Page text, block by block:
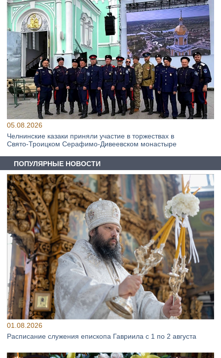
05.08.2026
Челнинские казаки приняли участие в торжествах в
Свято‑Троицком Серафимо‑Дивеевском монастыре
ПОПУЛЯРНЫЕ НОВОСТИ
01.08.2026
Расписание служения епископа Гавриила с 1 по 2 августа